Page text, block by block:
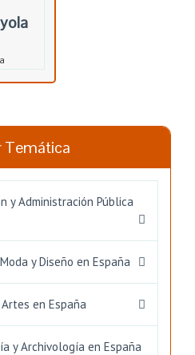
Temática
y Administración Pública
y Diseño en España
en España
y Archivología en España